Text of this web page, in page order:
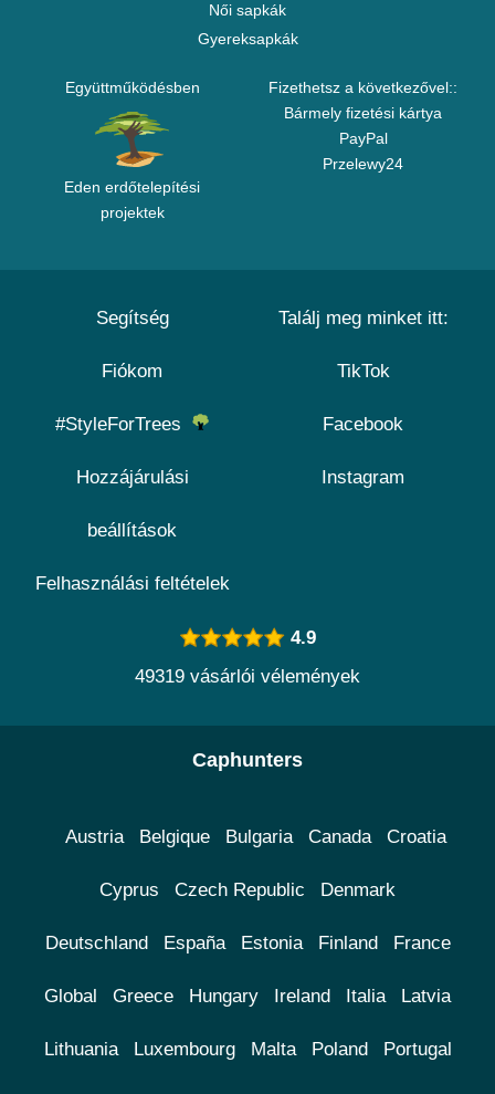
Női sapkák
Gyereksapkák
Együttműködésben
Eden erdőtelepítési
projektek
Fizethetsz a következővel::
Bármely fizetési kártya
PayPal
Przelewy24
Segítség
Fiókom
#StyleForTrees
Hozzájárulási
beállítások
Felhasználási feltételek
Találj meg minket itt:
TikTok
Facebook
Instagram
4.9
49319 vásárlói vélemények
Caphunters
Austria Belgique Bulgaria Canada Croatia
Cyprus Czech Republic Denmark
Deutschland España Estonia Finland France
Global Greece Hungary Ireland Italia Latvia
Lithuania Luxembourg Malta Poland Portugal